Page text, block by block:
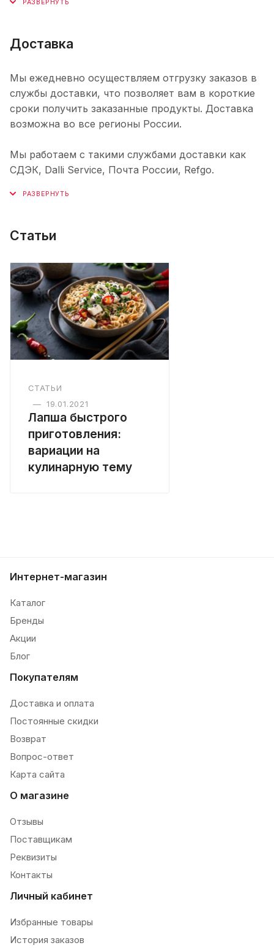
Доставка
Мы ежедневно осуществляем отгрузку заказов в
службы доставки, что позволяет вам в короткие
сроки получить заказанные продукты. Доставка
возможна во все регионы России.
Мы работаем с такими службами доставки как
СДЭК, Dalli Service, Почта России, Refgo.
Статьи
СТАТЬИ
— 19.01.2021
Лапша быстрого
приготовления:
вариации на
кулинарную тему
Интернет-магазин
Каталог
Бренды
Акции
Блог
Покупателям
Доставка и оплата
Постоянные скидки
Возврат
Вопрос-ответ
Карта сайта
О магазине
Отзывы
Поставщикам
Реквизиты
Контакты
Личный кабинет
Избранные товары
История заказов